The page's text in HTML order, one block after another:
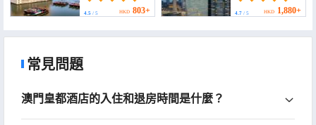
4.5 / 5 HKD 803+ 4.7/ 5 HKD 1,880+
常見問題
澳門皇都酒店的入住和退房時間是什麼？